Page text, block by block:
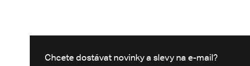
Chcete dostávat novinky a slevy na e-mail?